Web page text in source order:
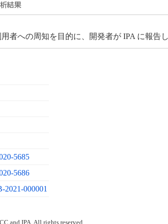
者への周知を目的に、開発者が IPA に報告
5685
5686
2021-000001